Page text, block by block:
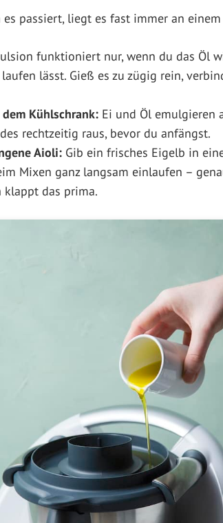
passiert, liegt es fast immer an
funktioniert nur, wenn du das Öl
lässt. Gieß es zu zügig rein,
Kühlschrank: Ei und Öl emulgieren
rechtzeitig raus, bevor du anfängst.
Aioli: Gib ein frisches Eigelb in
Mixen ganz langsam einlaufen –
klappt das prima.